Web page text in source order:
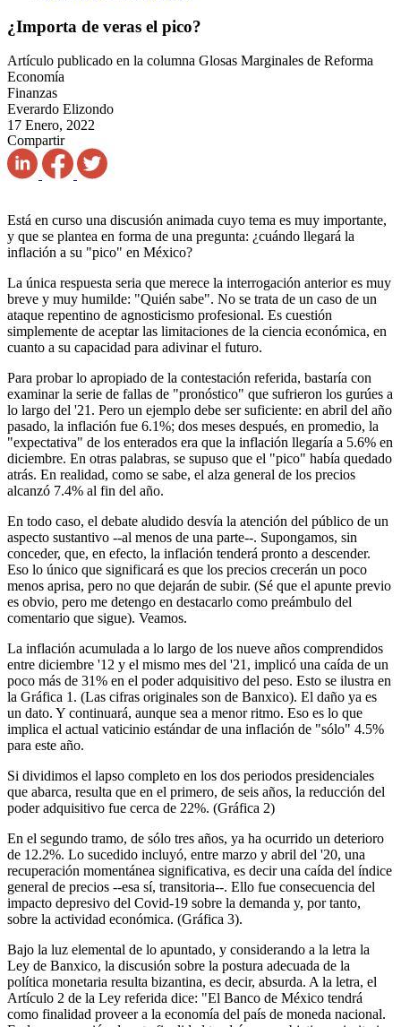
¿Importa de veras el pico?
Artículo publicado en la columna Glosas Marginales de Reforma
Economía
Finanzas
Everardo Elizondo
17 Enero, 2022
Compartir
Está en curso una discusión animada cuyo tema es muy importante,
y que se plantea en forma de una pregunta: ¿cuándo llegará la
inflación a su "pico" en México?
La única respuesta seria que merece la interrogación anterior es muy
breve y muy humilde: "Quién sabe". No se trata de un caso de un
ataque repentino de agnosticismo profesional. Es cuestión
simplemente de aceptar las limitaciones de la ciencia económica, en
cuanto a su capacidad para adivinar el futuro.
Para probar lo apropiado de la contestación referida, bastaría con
examinar la serie de fallas de "pronóstico" que sufrieron los gurúes a
lo largo del '21. Pero un ejemplo debe ser suficiente: en abril del año
pasado, la inflación fue 6.1%; dos meses después, en promedio, la
"expectativa" de los enterados era que la inflación llegaría a 5.6% en
diciembre. En otras palabras, se supuso que el "pico" había quedado
atrás. En realidad, como se sabe, el alza general de los precios
alcanzó 7.4% al fin del año.
En todo caso, el debate aludido desvía la atención del público de un
aspecto sustantivo --al menos de una parte--. Supongamos, sin
conceder, que, en efecto, la inflación tenderá pronto a descender.
Eso lo único que significará es que los precios crecerán un poco
menos aprisa, pero no que dejarán de subir. (Sé que el apunte previo
es obvio, pero me detengo en destacarlo como preámbulo del
comentario que sigue). Veamos.
La inflación acumulada a lo largo de los nueve años comprendidos
entre diciembre '12 y el mismo mes del '21, implicó una caída de un
poco más de 31% en el poder adquisitivo del peso. Esto se ilustra en
la Gráfica 1. (Las cifras originales son de Banxico). El daño ya es
un dato. Y continuará, aunque sea a menor ritmo. Eso es lo que
implica el actual vaticinio estándar de una inflación de "sólo" 4.5%
para este año.
Si dividimos el lapso completo en los dos periodos presidenciales
que abarca, resulta que en el primero, de seis años, la reducción del
poder adquisitivo fue cerca de 22%. (Gráfica 2)
En el segundo tramo, de sólo tres años, ya ha ocurrido un deterioro
de 12.2%. Lo sucedido incluyó, entre marzo y abril del '20, una
recuperación momentánea significativa, es decir una caída del índice
general de precios --esa sí, transitoria--. Ello fue consecuencia del
impacto depresivo del Covid-19 sobre la demanda y, por tanto,
sobre la actividad económica. (Gráfica 3).
Bajo la luz elemental de lo apuntado, y considerando a la letra la
Ley de Banxico, la discusión sobre la postura adecuada de la
política monetaria resulta bizantina, es decir, absurda. A la letra, el
Artículo 2 de la Ley referida dice: "El Banco de México tendrá
como finalidad proveer a la economía del país de moneda nacional.